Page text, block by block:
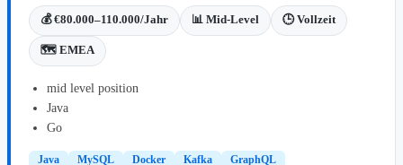
💰 €80.000–110.000/Jahr 📊 Mid-Level 🕒 Vollzeit
🗺️ EMEA
mid level position
Java
Go
Java MySQL Docker Kafka GraphQL